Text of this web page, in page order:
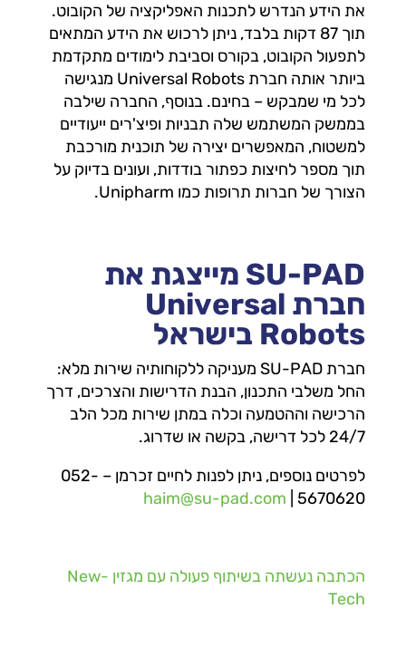
את הידע הנדרש לתכנות האפליקציה של הקובוט.
תוך 87 דקות בלבד, ניתן לרכוש את הידע המתאים
לתפעול הקובוט, בקורס וסביבת לימודים מתקדמת
ביותר אותה חברת Universal Robots מנגישה
לכל מי שמבקש – בחינם. בנוסף, החברה שילבה
בממשק המשתמש שלה תבניות ופיצ'רים ייעודיים
למשטוח, המאפשרים יצירה של תוכנית מורכבת
תוך מספר לחיצות כפתור בודדות, ועונים בדיוק על
הצורך של חברות תרופות כמו Unipharm.
SU-PAD מייצגת את
חברת Universal
Robots בישראל
חברת SU-PAD מעניקה ללקוחותיה שירות מלא:
החל משלבי התכנון, הבנת הדרישות והצרכים, דרך
הרכישה וההטמעה וכלה במתן שירות מכל הלב
24/7 לכל דרישה, בקשה או שדרוג.
לפרטים נוספים, ניתן לפנות לחיים זכרמן – 052-
5670620 |
haim@su-pad.com
הכתבה נעשתה בשיתוף פעולה עם מגזין New-
Tech